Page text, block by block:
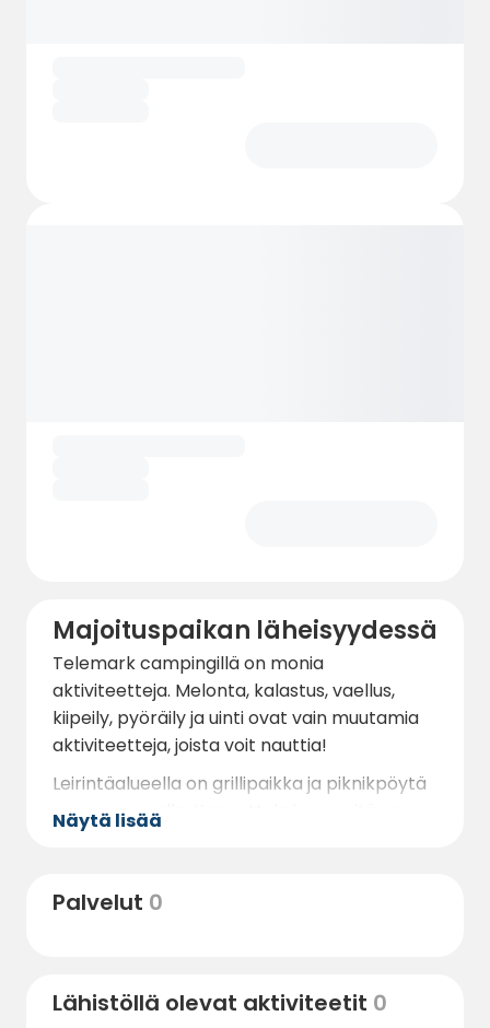
Majoituspaikan läheisyydessä
Telemark campingillä on monia
aktiviteetteja. Melonta, kalastus, vaellus,
kiipeily, pyöräily ja uinti ovat vain muutamia
aktiviteetteja, joista voit nauttia!
Leirintäalueella on grillipaikka ja piknikpöytä
meren rannalla. Kanootteja ja veneitä on
saatavilla ilman lisämaksua.
Näytä lisää
Palvelut 0
Lähistöllä olevat aktiviteetit 0